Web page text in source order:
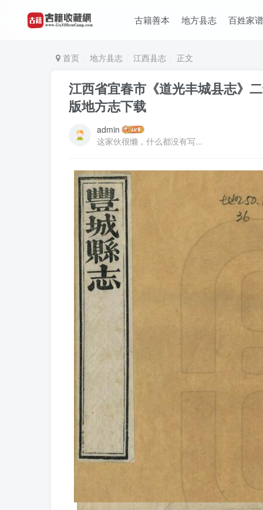
古籍善本 地方县志 百姓家
首页 地方县志 江西县志 正文
江西省宜春市《道光丰城县志》
版地方志下载
admin
这家伙很懒，什么都没有写...